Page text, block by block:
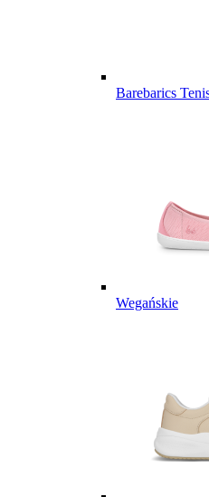
Barebarics
Wegańskie